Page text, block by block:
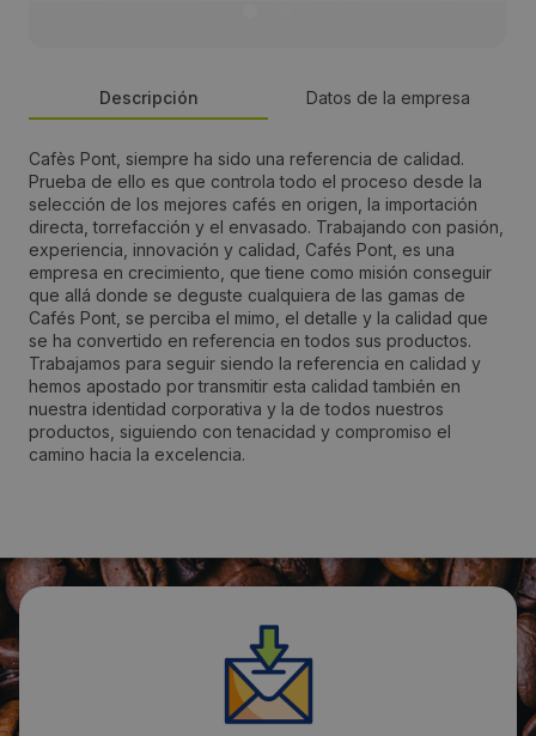
Descripción Datos de la empresa
Cafès Pont, siempre ha sido una referencia de calidad.
Prueba de ello es que controla todo el proceso desde la
selección de los mejores cafés en origen, la importación
directa, torrefacción y el envasado. Trabajando con pasión,
experiencia, innovación y calidad, Cafés Pont, es una
empresa en crecimiento, que tiene como misión conseguir
que allá donde se deguste cualquiera de las gamas de
Cafés Pont, se perciba el mimo, el detalle y la calidad que
se ha convertido en referencia en todos sus productos.
Trabajamos para seguir siendo la referencia en calidad y
hemos apostado por transmitir esta calidad también en
nuestra identidad corporativa y la de todos nuestros
productos, siguiendo con tenacidad y compromiso el
camino hacia la excelencia.
Persona de contacto:
Cafés Pont
Dirección:
Avda. Rafael Casanova, 40
Localidad:
Sabadell